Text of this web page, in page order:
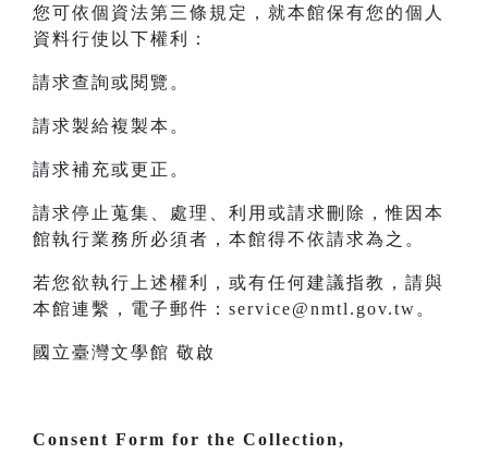
您可依個資法第三條規定，就本館保有您的個人
資料行使以下權利：
請求查詢或閱覽。
請求製給複製本。
請求補充或更正。
請求停止蒐集、處理、利用或請求刪除，惟因本
館執行業務所必須者，本館得不依請求為之。
若您欲執行上述權利，或有任何建議指教，請與
本館連繫，電子郵件：service@nmtl.gov.tw。
國立臺灣文學館 敬啟
Consent Form for the Collection,